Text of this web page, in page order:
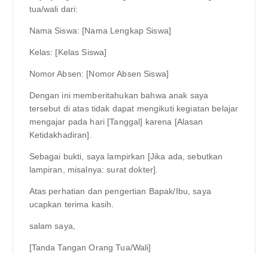
tua/wali dari:
Nama Siswa: [Nama Lengkap Siswa]
Kelas: [Kelas Siswa]
Nomor Absen: [Nomor Absen Siswa]
Dengan ini memberitahukan bahwa anak saya
tersebut di atas tidak dapat mengikuti kegiatan belajar
mengajar pada hari [Tanggal] karena [Alasan
Ketidakhadiran].
Sebagai bukti, saya lampirkan [Jika ada, sebutkan
lampiran, misalnya: surat dokter].
Atas perhatian dan pengertian Bapak/Ibu, saya
ucapkan terima kasih.
salam saya,
[Tanda Tangan Orang Tua/Wali]